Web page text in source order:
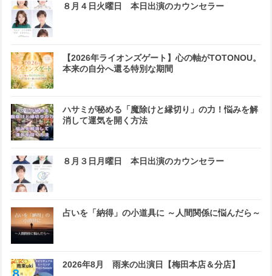
８月４日火曜日 本日出演のカウンセラー
【2026年ライオンズゲート】心の軸がTOTONOU。
本来の自分へ還る特別な期間
ハサミが秘める「魔除けと縁切り」の力！悩みを解
消して運気を開く方法
８月３日月曜日 本日出演のカウンセラー
占いを「納得」の小道具に ～人間関係に悩んだら～
2026年8月 雨来の出演日【梅田本店＆分店】